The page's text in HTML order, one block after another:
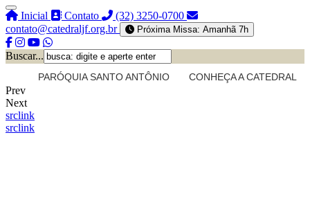
Inicial Contato
(32) 3250-0700
contato@catedraljf.org.br
Próxima Missa: Amanhã 7h
Buscar...
PARÓQUIA SANTO ANTÔNIO CONHEÇA A CATEDRAL
Prev
Next
srclink
srclink